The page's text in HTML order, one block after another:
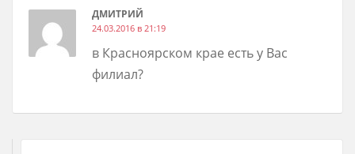
ДМИТРИЙ
24.03.2016 в 21:19
в Красноярском крае есть у Вас
филиал?